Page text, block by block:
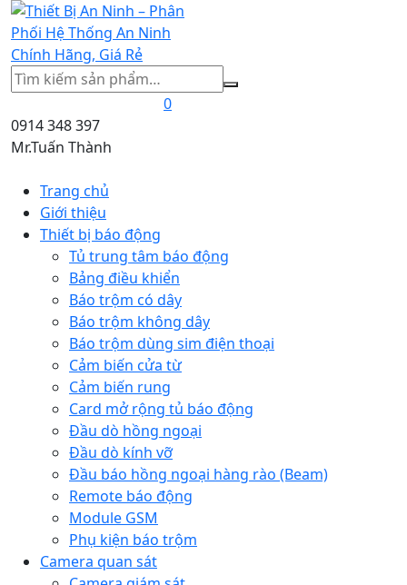
Tìm
kiếm
0
0914 348 397
Mr.Tuấn Thành
Trang chủ
Giới thiệu
Thiết bị báo động
Tủ trung tâm báo động
Bảng điều khiển
Báo trộm có dây
Báo trộm không dây
Báo trộm dùng sim điện thoại
Cảm biến cửa từ
Cảm biến rung
Card mở rộng tủ báo động
Đầu dò hồng ngoại
Đầu dò kính vỡ
Đầu báo hồng ngoại hàng rào (Beam)
Remote báo động
Module GSM
Phụ kiện báo trộm
Camera quan sát